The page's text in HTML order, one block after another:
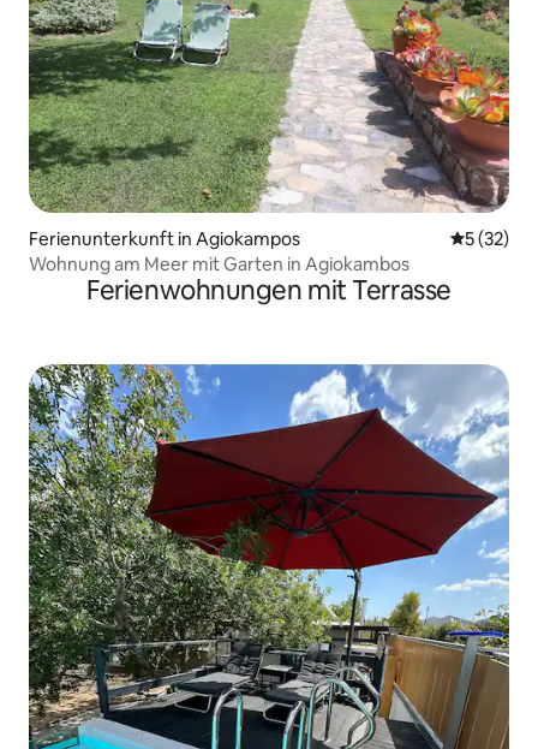
Ferienunterkunft in Agiokampos
5 (32)
Wohnung am Meer mit Garten in Agiokambos
Ferienwohnungen mit Terrasse